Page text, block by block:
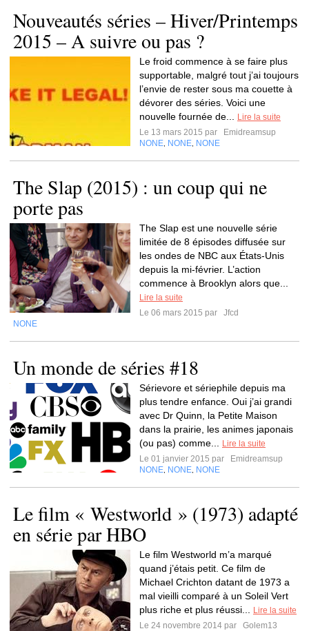
Nouveautés séries – Hiver/Printemps
2015 – A suivre ou pas ?
Le froid commence à se faire plus
supportable, malgré tout j’ai toujours
l’envie de rester sous ma couette à
dévorer des séries. Voici une
nouvelle fournée de...
Lire la suite
Le 13 mars 2015 par
Emidreamsup
NONE NONE NONE
The Slap (2015) : un coup qui ne
porte pas
The Slap est une nouvelle série
limitée de 8 épisodes diffusée sur
les ondes de NBC aux États-Unis
depuis la mi-février. L’action
commence à Brooklyn alors que...
Lire la suite
Le 06 mars 2015 par
Jfcd
NONE
Un monde de séries #18
Sérievore et sériephile depuis ma
plus tendre enfance. Oui j’ai grandi
avec Dr Quinn, la Petite Maison
dans la prairie, les animes japonais
(ou pas) comme...
Lire la suite
Le 01 janvier 2015 par
Emidreamsup
NONE NONE NONE
Le film « Westworld » (1973) adapté
en série par HBO
Le film Westworld m’a marqué
quand j’étais petit. Ce film de
Michael Crichton datant de 1973 a
mal vieilli comparé à un Soleil Vert
plus riche et plus réussi...
Lire la suite
Le 24 novembre 2014 par
Golem13